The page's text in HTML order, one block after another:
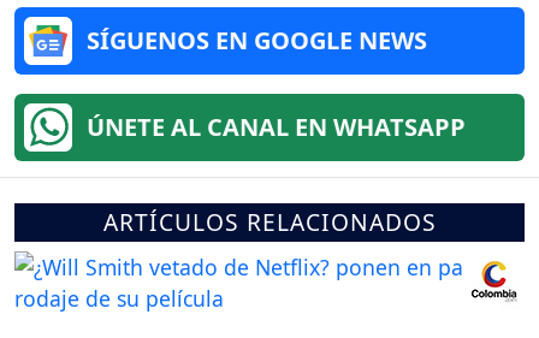
SÍGUENOS EN GOOGLE NEWS
ÚNETE AL CANAL EN WHATSAPP
ARTÍCULOS RELACIONADOS